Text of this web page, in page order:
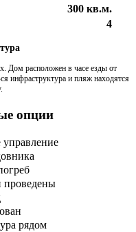
300 кв.м.
4
Дом расположен в часе езды от
инфраструктура и пляж находятся
опции
рядом